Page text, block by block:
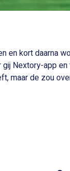
en kort daarna
Nextory-app
maar de zou